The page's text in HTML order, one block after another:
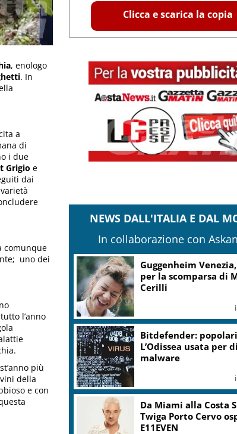
, enologo
. In
a
di
i due
Grigio e
dai
comunque
uno dei
l’anno
più
della
e con
Clicca e scarica la copia
NEWS DALL'ITALIA E DAL
In collaborazione con
Guggenheim
per la scomparsa di
Cerilli
Bitdefender:
L’Odissea usata per
malware
Da Miami alla Costa
Twiga Porto Cervo
E11EVEN